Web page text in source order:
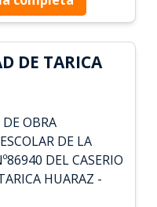
DE TARICA
OBRA
DE LA
DEL CASERIO
HUARAZ -